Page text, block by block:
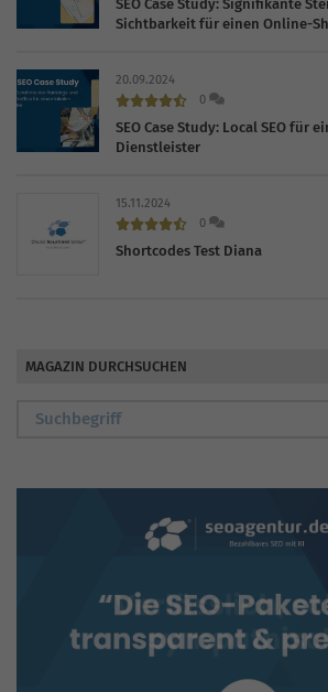
SEO Case Study: Signifikante
Sichtbarkeit für einen Online-
20.09.2024
0
SEO Case Study: Local SEO für
Dienstleister
15.11.2024
0
Shortcodes Test Diana
MAGAZIN DURCHSUCHEN